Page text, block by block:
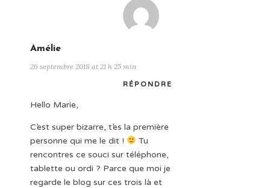
Amélie
26 septembre 2018 at 21 h 25 min
RÉPONDRE
Hello Marie,
C’est super bizarre, t’es la première
personne qui me le dit !
Tu
rencontres ce souci sur téléphone,
tablette ou ordi ? Parce que moi je
regarde le blog sur ces trois là et